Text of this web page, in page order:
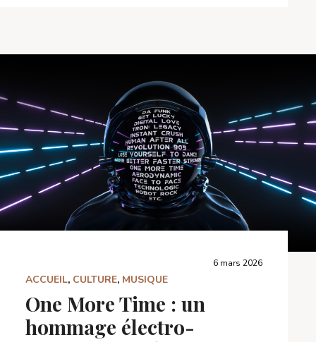
6 mars 2026
ACCUEIL, CULTURE, MUSIQUE
One More Time : un
hommage électro-